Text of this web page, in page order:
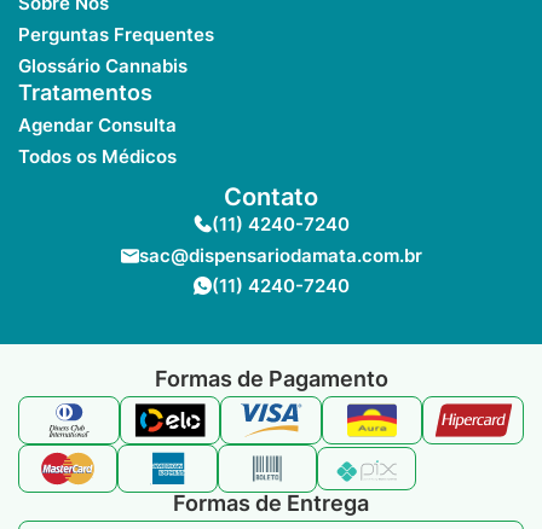
Perguntas Frequentes
Glossário Cannabis
Tratamentos
Agendar Consulta
Todos os Médicos
Contato
(11) 4240-7240
sac@dispensariodamata.com.br
(11) 4240-7240
Formas de Pagamento
Formas de Entrega